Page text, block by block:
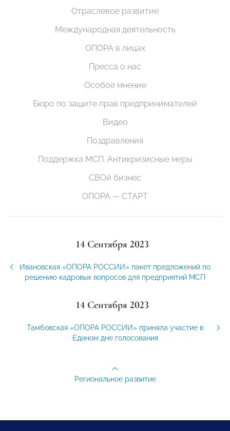
Отраслевое развитие
Международная деятельность
ОПОРА в лицах
Пресса о нас
Особое мнение
Бюро по защите прав предпринимателей
Видео
Поздравления
Поддержка МСП. Антикризисные меры
СВОй бизнес
ОПОРА — СТАРТ
14 Сентября 2023
Ивановская «ОПОРА РОССИИ» пакет предложений по
решению кадровых вопросов для предприятий МСП
14 Сентября 2023
Тамбовская «ОПОРА РОССИИ» приняла участие в
Едином дне голосования
Региональное развитие